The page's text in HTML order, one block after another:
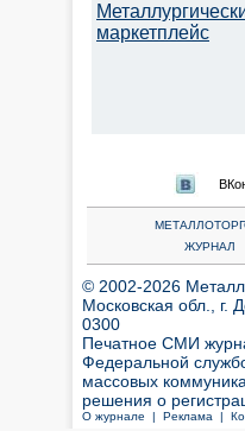
маркетплейс
ЖУРНАЛ
© 2002-2026
Московская обл., г.
0300
Печатное СМИ
Федеральной
массовых
решения о
О журнале | Реклама |